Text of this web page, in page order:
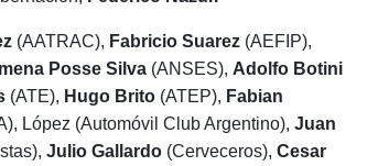
(AATRAC), Fabricio Suarez (AEFIP),
Posse Silva (ANSES), Adolfo Botini
(ATE), Hugo Brito (ATEP), Fabian
López (Automóvil Club Argentino), Juan
Julio Gallardo (Cerveceros), Cesar